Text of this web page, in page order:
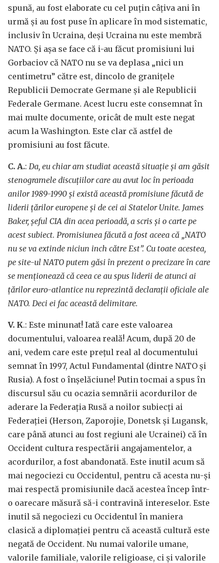
spună, au fost elaborate cu cel puțin câțiva ani în
urmă și au fost puse în aplicare în mod sistematic,
inclusiv în Ucraina, deși Ucraina nu este membră
NATO. Și așa se face că i-au făcut promisiuni lui
Gorbaciov că NATO nu se va deplasa „nici un
centimetru” către est, dincolo de granițele
Republicii Democrate Germane și ale Republicii
Federale Germane. Acest lucru este consemnat în
mai multe documente, oricât de mult este negat
acum la Washington. Este clar că astfel de
promisiuni au fost făcute.
C. A.: Da, eu chiar am studiat această situație și am găsit
stenogramele discuțiilor care au avut loc în perioada
anilor 1989-1990 și există această promisiune făcută de
liderii țărilor europene și de cei ai Statelor Unite. James
Baker, șeful CIA din acea perioadă, a scris și o carte pe
acest subiect. Promisiunea făcută a fost aceea că „NATO
nu se va extinde niciun inch către Est”. Cu toate acestea,
pe site-ul NATO putem găsi în prezent o precizare în care
se menționează că ceea ce au spus liderii de atunci ai
țărilor euro-atlantice nu reprezintă declarații oficiale ale
NATO. Deci ei fac această delimitare.
V. K.: Este minunat! Iată care este valoarea
documentului, valoarea reală! Acum, după 20 de
ani, vedem care este prețul real al documentului
semnat în 1997, Actul Fundamental (dintre NATO și
Rusia). A fost o înșelăciune! Putin tocmai a spus în
discursul său cu ocazia semnării acordurilor de
aderare la Federația Rusă a noilor subiecți ai
Federației (Herson, Zaporojie, Donetsk și Lugansk,
care până atunci au fost regiuni ale Ucrainei) că în
Occident cultura respectării angajamentelor, a
acordurilor, a fost abandonată. Este inutil acum să
mai negociezi cu Occidentul, pentru că acesta nu-și
mai respectă promisiunile dacă acestea încep într-
o oarecare măsură să-i contravină intereselor. Este
inutil să negociezi cu Occidentul în maniera
clasică a diplomației pentru că această cultură este
negată de Occident. Nu numai valorile umane,
valorile familiale, valorile religioase, ci și valorile